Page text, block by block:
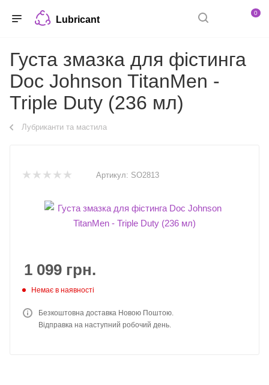
Lubricant
0
Густа змазка для фістинга
Doc Johnson TitanMen -
Triple Duty (236 мл)
Лубриканти та мастила
Артикул: SO2813
1 099 грн.
Немає в наявності
Безкоштовна доставка Новою Поштою.
Відправка на наступний робочий день.